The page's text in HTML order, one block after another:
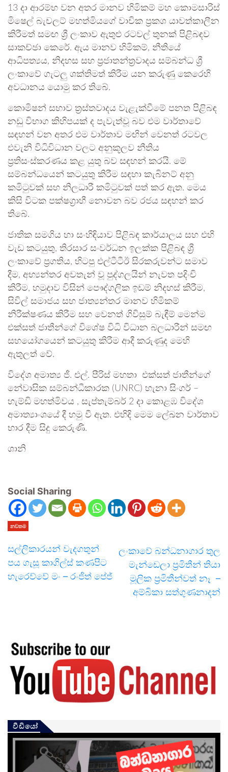
13 දා ආරම්භ වන අතර මානව හිමිකම් මහ කොමසාරිස්
මිෂෙල් බැචලට් මහත්මියගේ වාචික ප්‍රකශ යාවත්කාලීන
කිරීමත් සමඟ ශ්‍රී ලංකාව ඇතුළු රටවල් තුනක් පිළිබඳව
සාකච්ඡා කෙරේ. ඇය මානව හිමිකම්, නීතියේ
ආධිපත්‍යය, නිදහස සහ ප්‍රජාතන්ත්‍රවාදය සම්බන්ධ ශ්‍රී
ලංකාවේ ගැටලු ශක්තිමත් කිරීම යන කරුණු කෙරෙහි
අවධානය යොමු කර තිබේ.
කොමිෂන් සභාව ත්‍රස්තවාදය වැළැක්වීමේ පනත පිළිබඳ
නඩු විභාග කිහිපයක් ද පැවැත්වූ බව එම වාර්තාවේ
සඳහන් වන අතර එම වාර්තාව මඟින් වෙනත් රටවල
එවැනි විධිවිධාන වලට අනුකූලව නීතිය
ප්‍රතිසංස්කරණය කළ යුතු බව සඳහන් කරයි. මේ
සම්බන්ධයෙන් කටයුතු කිරීම සඳහා කැබිනට් අනු
කමිටුවක් සහ නිලධාරී කමිටුවක් පත් කර ඇත. මෙය
කිසි විටක පක්ෂග්‍රාහී නොවන බව රජය සඳහන් කර
තිබේ.
ජාතික සමගිය හා සංහිඳියාව පිළිබඳ කාර්යාලය සහ එහි
වැඩ කටයුතු, තිරසාර සංවර්ධන ඉලක්ක පිළිබඳ ශ්‍රී
ලංකාවේ ප්‍රගතිය, හිටපු එල්ටීටීඊ සිරකරුවන්ට සමාව
දීම, අභ්‍යන්තර අවතැන් වූ පුද්ගලයින් නැවත පදිංචි
කිරීම, හමුදාව විසින් පෞද්ගලික ඉඩම් නිදහස් කිරීම,
සිවිල් සමාජය සහ ජාත්‍යන්තර මානව හිමිකම්
නිරීක්ෂණය කිරීම සහ වෙනත් ගිවිසුම් බැඳීම් මෙන්ම
එක්සත් ජාතීන්ගේ විශේෂ විධි විධාන බලධාරීන් සමඟ
සහයෝගයෙන් කටයුතු කිරීම ආදී කරුණුද මෙහි
ඇතුලත් වේ.
විදේශ අමාත්‍ය ජී. එල්. පීරිස් මහතා එක්සත් ජාතීන්ගේ
නේවාසික සම්බන්ධීකාරක (UNRC) හැනා සිංගර් –
හැම්ඩි මහත්මිවය , සැප්තැම්බර් 2 දා කොළඹ විදේශ
අමාත්‍යාංශයේ දී හමු වී ඇත. එහිදි මෙම ලේඛන වාර්තාව
භාර දීම සිදු කෙරුණි.
ශානි
Social Sharing
නවතම
සල්ලිකාරයන් වැදගතුන්
පය ගැසූ කාගිල්ස් කණපිට
හැරෙව්වේ මං – රංජිත් පේජ්
ලංකාවේ බන්ධනාගාර තුල
මැන්ඩෙලා ප්‍රමිතීන් තියා
මූලික ප්‍රමිතීන්වත් නෑ –
අම්බිකා සත්ගුණනාදන්
වීඩියෝ